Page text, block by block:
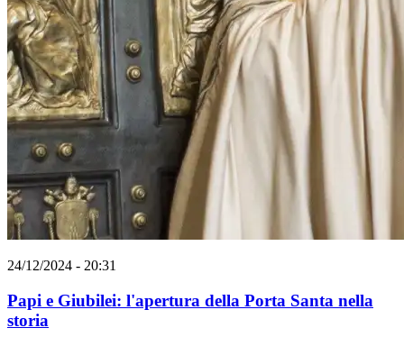
24/12/2024 - 20:31
Papi e Giubilei: l'apertura della Porta Santa nella
storia